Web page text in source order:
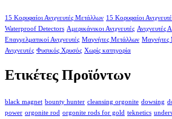
15 Κορυφαίοι Ανιχνευτές Μετάλλων 15 Κορυφαίοι
Waterproof Detectors Αμερικάνικοι Ανιχνευτές Ανιχνευτές
Επαγγελματικοί Ανιχνευτές Μαγνήτες Μετάλλων Μαγνήτες
Ανιχνευτές Φυσικός Χρυσός Χωρίς κατηγορία
Ετικέτες Προϊόντων
black magnet bounty hunter cleansing orgonite dowsing
power orgonite rod orgonite rods for gold teknetics